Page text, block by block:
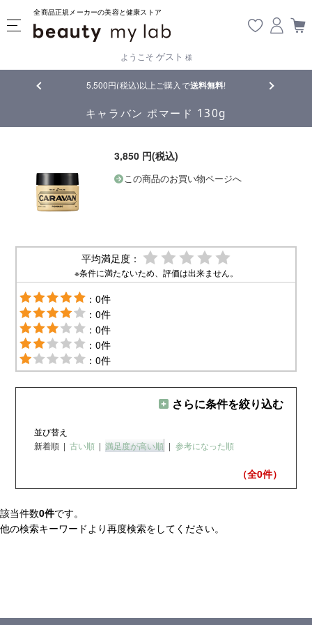
全商品正規メーカーの美容と健康ストア
ようこそ ゲスト 様
5,500円(税込)以上ご購入で送料無料! 【重要】熊本
キャラバン ポマード 130g
3,850 円(税込)
この商品のお買い物ページへ
平均満足度：
※条件に満たないため、評価は出来ません。
：0件
：0件
：0件
：0件
：0件
さらに条件を絞り込む
並び替え
新着順 | 古い順 | 満足度が高い順 | 参考になった順
（全0件）
該当件数0件です。
他の検索キーワードより再度検索をしてください。